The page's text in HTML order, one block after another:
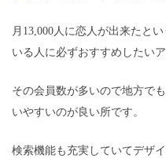
月13,000人に恋人が出来たと
いる人に必ずおすすめしたい
その会員数が多いので地方で
いやすいのが良い所です。
検索機能も充実していてデザ